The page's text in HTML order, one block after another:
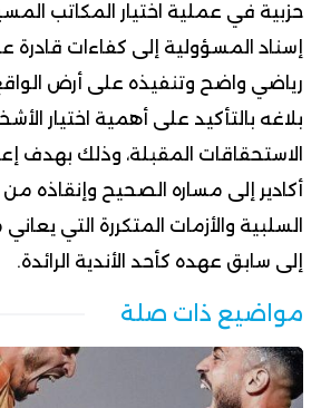
حزبية في عملية اختيار المكاتب
إسناد المسؤولية إلى كفاءات
رياضي واضح وتنفيذه على أرض
بلاغه بالتأكيد على أهمية اختيار
الاستحقاقات المقبلة، وذلك بهدف
أكادير إلى مساره الصحيح وإنقاذه من
السلبية والأزمات المتكررة التي يعاني
إلى سابق عهده كأحد الأندية الرائدة.
مواضيع ذات صلة